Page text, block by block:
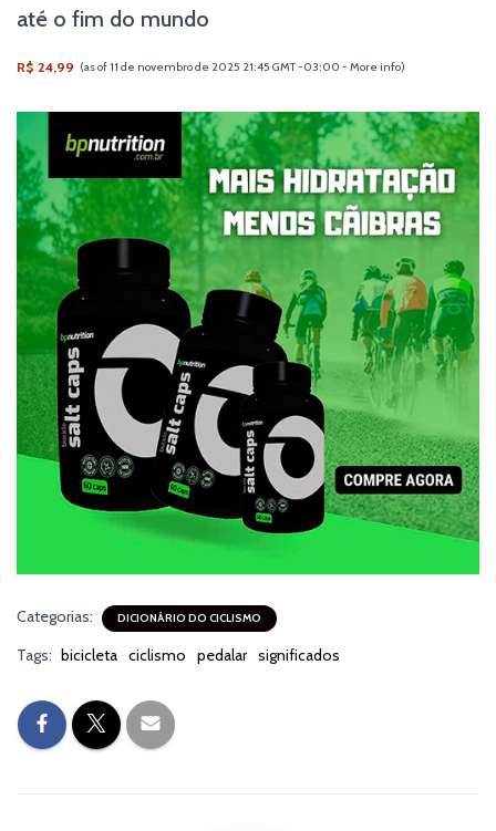
até o fim do mundo
R$ 24,99 (as of 11 de novembro de 2025 21:45 GMT -03:00 -More info)
Categorias: DICIONÁRIO DO CICLISMO
Tags: bicicleta ciclismo pedalar significados